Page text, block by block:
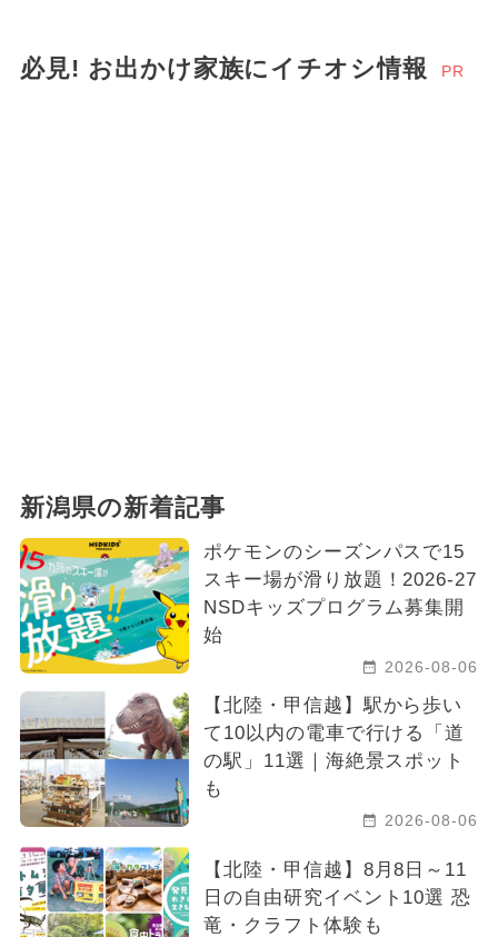
必見! お出かけ家族にイチオシ情報 PR
新潟県の新着記事
ポケモンのシーズンパスで15
スキー場が滑り放題！2026-27
NSDキッズプログラム募集開
始
2026-08-06
【北陸・甲信越】駅から歩い
て10以内の電車で行ける「道
の駅」11選｜海絶景スポット
も
2026-08-06
【北陸・甲信越】8月8日～11
日の自由研究イベント10選 恐
竜・クラフト体験も